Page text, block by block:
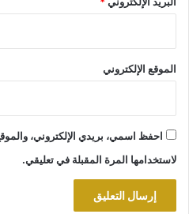
الموقع الإلكتروني
احفظ اسمي، بريدي الإلكتروني،
لاستخدامها المرة المقبلة في تعليقي.